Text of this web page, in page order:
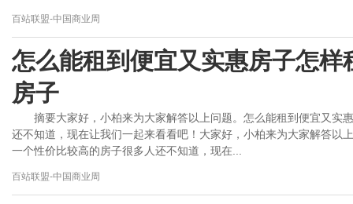
百站联盟-中国商业周
怎么能租到便宜又实惠房子怎
房子
摘要大家好，小柏来为大家解答以上问题。怎么能租到便宜又实
还不知道，现在让我们一起来看看吧！大家好，小柏来为大家解答以
一个性价比较高的房子很多人还不知道，现在...
百站联盟-中国商业周